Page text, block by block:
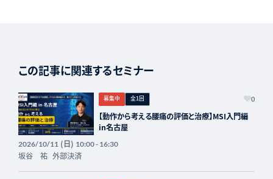
この記事に関連するセミナー
募集中 全1回 0
【動作から考える腰痛の評価と治療】MSI入門編
in名古屋
2026/10/11 (日) 10:00 - 16:30
坂谷 祐 外部決済